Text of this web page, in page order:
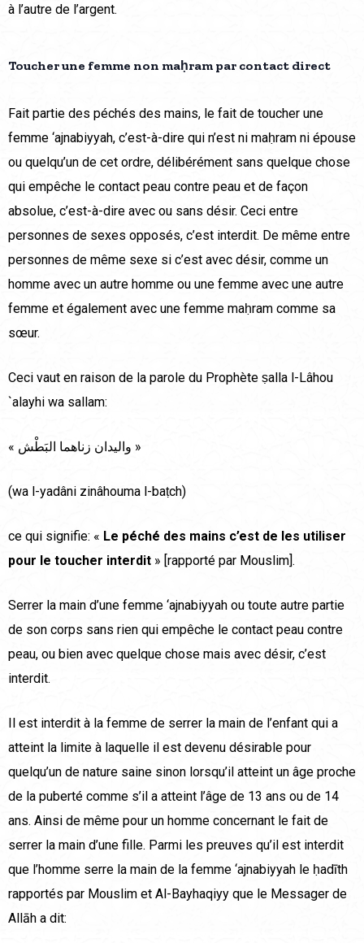
à l’autre de l’argent.
Toucher une femme non maḥram par contact direct
Fait partie des péchés des mains, le fait de toucher une
femme ‘ajnabiyyah, c’est-à-dire qui n’est ni maḥram ni épouse
ou quelqu’un de cet ordre, délibérément sans quelque chose
qui empêche le contact peau contre peau et de façon
absolue, c’est-à-dire avec ou sans désir. Ceci entre
personnes de sexes opposés, c’est interdit. De même entre
personnes de même sexe si c’est avec désir, comme un
homme avec un autre homme ou une femme avec une autre
femme et également avec une femme maḥram comme sa
sœur.
Ceci vaut en raison de la parole du Prophète ṣalla l-Lâhou
`alayhi wa sallam:
« واليدان زناهما البَطْش »
(wa l-yadâni zinâhouma l-baṭch)
ce qui signifie: « Le péché des mains c’est de les utiliser
pour le toucher interdit » [rapporté par Mouslim].
Serrer la main d’une femme ‘ajnabiyyah ou toute autre partie
de son corps sans rien qui empêche le contact peau contre
peau, ou bien avec quelque chose mais avec désir, c’est
interdit.
Il est interdit à la femme de serrer la main de l’enfant qui a
atteint la limite à laquelle il est devenu désirable pour
quelqu’un de nature saine sinon lorsqu’il atteint un âge proche
de la puberté comme s’il a atteint l’âge de 13 ans ou de 14
ans. Ainsi de même pour un homme concernant le fait de
serrer la main d’une fille. Parmi les preuves qu’il est interdit
que l’homme serre la main de la femme ‘ajnabiyyah le ḥadīth
rapportés par Mouslim et Al-Bayhaqiyy que le Messager de
Allāh a dit: